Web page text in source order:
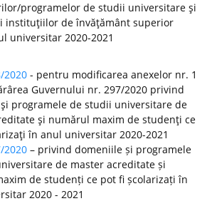
programelor de studii universitare şi
instituţiilor de învăţământ superior
universitar 2020-2021
2020 - pentru modificarea anexelor nr. 1
Guvernului nr. 297/2020 privind
programele de studii universitare de
şi numărul maxim de studenţi ce
în anul universitar 2020-2021
2020 – privind domeniile și programele
de master acreditate și
de studenți ce pot fi școlarizați în
2020 - 2021